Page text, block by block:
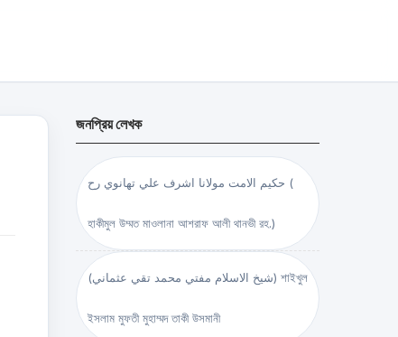
জনপ্রিয় লেখক
حكيم الامت مولانا اشرف علي تهانوي رح (
হাকীমুল উম্মত মাওলানা আশরাফ আলী থানভী রহ.)
(شيخ الاسلام مفتي محمد تقي عثماني) শাইখুল
ইসলাম মুফতী মুহাম্মদ তাকী উসমানী